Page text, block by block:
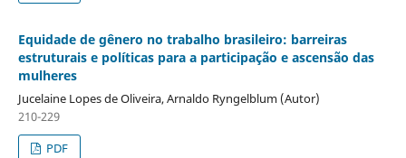
Equidade de gênero no trabalho brasileiro: barreiras
estruturais e políticas para a participação e ascensão das
mulheres
Jucelaine Lopes de Oliveira, Arnaldo Ryngelblum (Autor)
210-229
PDF